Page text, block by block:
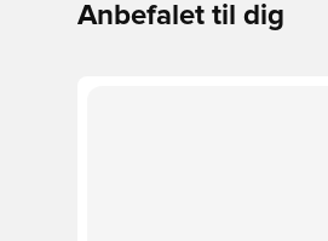
Anbefalet til dig